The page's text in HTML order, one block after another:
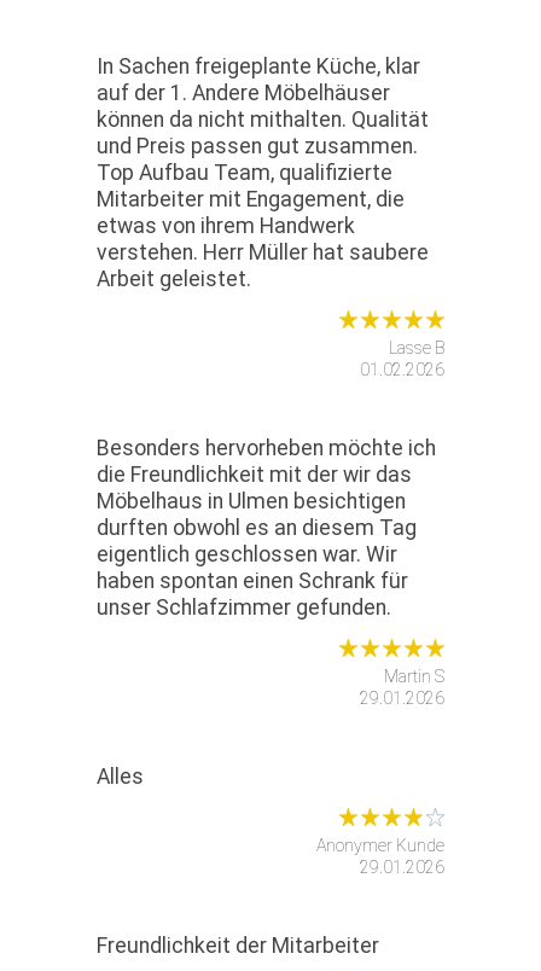
In Sachen freigeplante Küche, klar
auf der 1. Andere Möbelhäuser
können da nicht mithalten. Qualität
und Preis passen gut zusammen.
Top Aufbau Team, qualifizierte
Mitarbeiter mit Engagement, die
etwas von ihrem Handwerk
verstehen. Herr Müller hat saubere
Arbeit geleistet.
Lasse B
01.02.2026
Besonders hervorheben möchte ich
die Freundlichkeit mit der wir das
Möbelhaus in Ulmen besichtigen
durften obwohl es an diesem Tag
eigentlich geschlossen war. Wir
haben spontan einen Schrank für
unser Schlafzimmer gefunden.
Martin S
29.01.2026
Alles
Anonymer Kunde
29.01.2026
Freundlichkeit der Mitarbeiter